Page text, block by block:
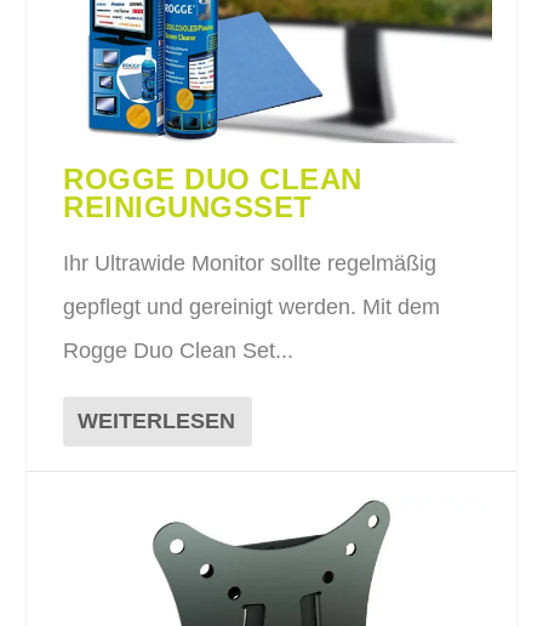
ROGGE DUO CLEAN
REINIGUNGSSET
Ihr Ultrawide Monitor sollte regelmäßig
gepflegt und gereinigt werden. Mit dem
Rogge Duo Clean Set...
WEITERLESEN